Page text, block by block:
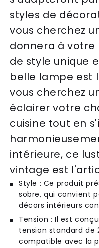
styles de
vous cherchez
donnera à votre
de style unique
belle lampe est
vous cherchez
éclairer votre
cuisine tout en
intérieure, ce
vintage est
Style : Ce produit
sobre, qui convient
décors intérieurs
Tension : Il est
tension standard de
compatible avec la